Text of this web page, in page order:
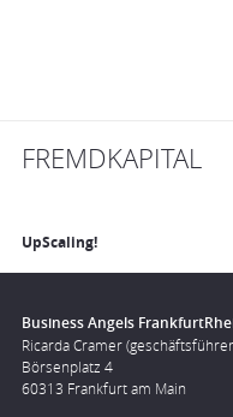
FREMDKAPITAL
UpScaling!
Business Angels
Ricarda Cramer
Börsenplatz 4
60313 Frankfurt am Main